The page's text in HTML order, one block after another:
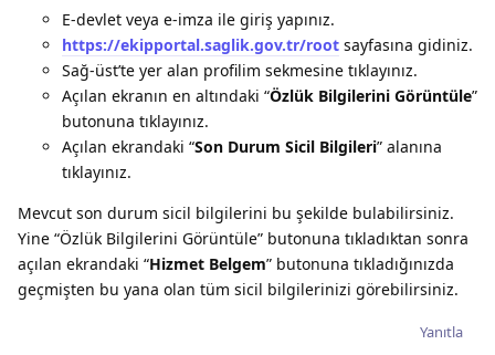
E-devlet veya e-imza ile giriş yapınız.
https://ekipportal.saglik.gov.tr/root sayfasına gidiniz.
Sağ-üst’te yer alan profilim sekmesine tıklayınız.
Açılan ekranın en altındaki “Özlük Bilgilerini Görüntüle”
butonuna tıklayınız.
Açılan ekrandaki “Son Durum Sicil Bilgileri” alanına
tıklayınız.
Mevcut son durum sicil bilgilerini bu şekilde bulabilirsiniz.
Yine “Özlük Bilgilerini Görüntüle” butonuna tıkladıktan sonra
açılan ekrandaki “Hizmet Belgem” butonuna tıkladığınızda
geçmişten bu yana olan tüm sicil bilgilerinizi görebilirsiniz.
Yanıtla